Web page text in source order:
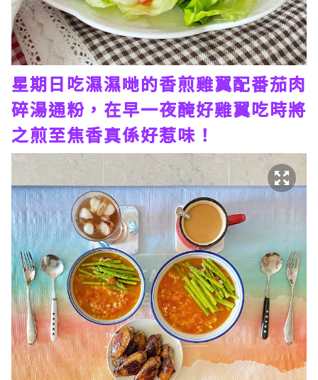
星期日吃濕濕哋的香煎雞翼配番茄肉
碎湯通粉，在早一夜醃好雞翼吃時將
之煎至焦香真係好惹味！